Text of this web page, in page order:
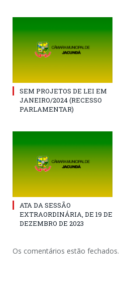
SEM PROJETOS DE LEI EM
JANEIRO/2024 (RECESSO
PARLAMENTAR)
ATA DA SESSÃO
EXTRAORDINÁRIA, DE 19 DE
DEZEMBRO DE 2023
Os comentários estão fechados.